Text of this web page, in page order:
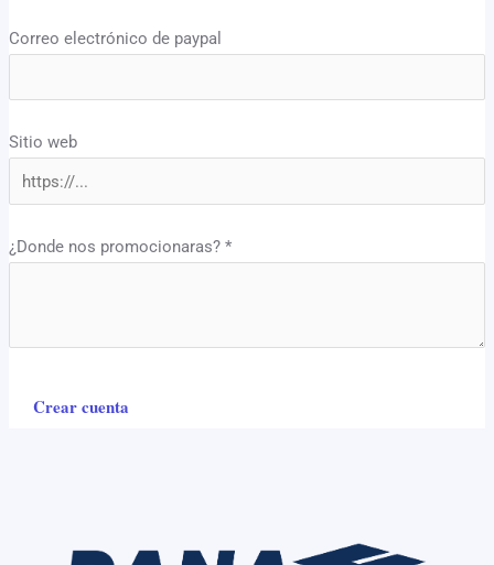
Correo electrónico de paypal
Sitio web
¿Donde nos promocionaras?*
Crear cuenta